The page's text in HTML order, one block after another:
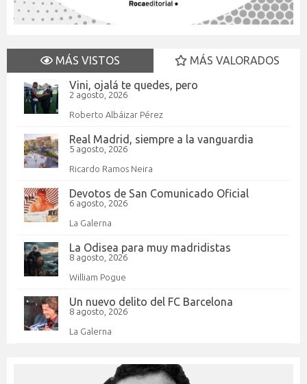
MÁS VISTOS
MÁS VALORADOS
Vini, ojalá te quedes, pero
2 agosto, 2026
Roberto Albáizar Pérez
Real Madrid, siempre a la vanguardia
5 agosto, 2026
Ricardo Ramos Neira
Devotos de San Comunicado Oficial
6 agosto, 2026
La Galerna
La Odisea para muy madridistas
8 agosto, 2026
William Pogue
Un nuevo delito del FC Barcelona
8 agosto, 2026
La Galerna